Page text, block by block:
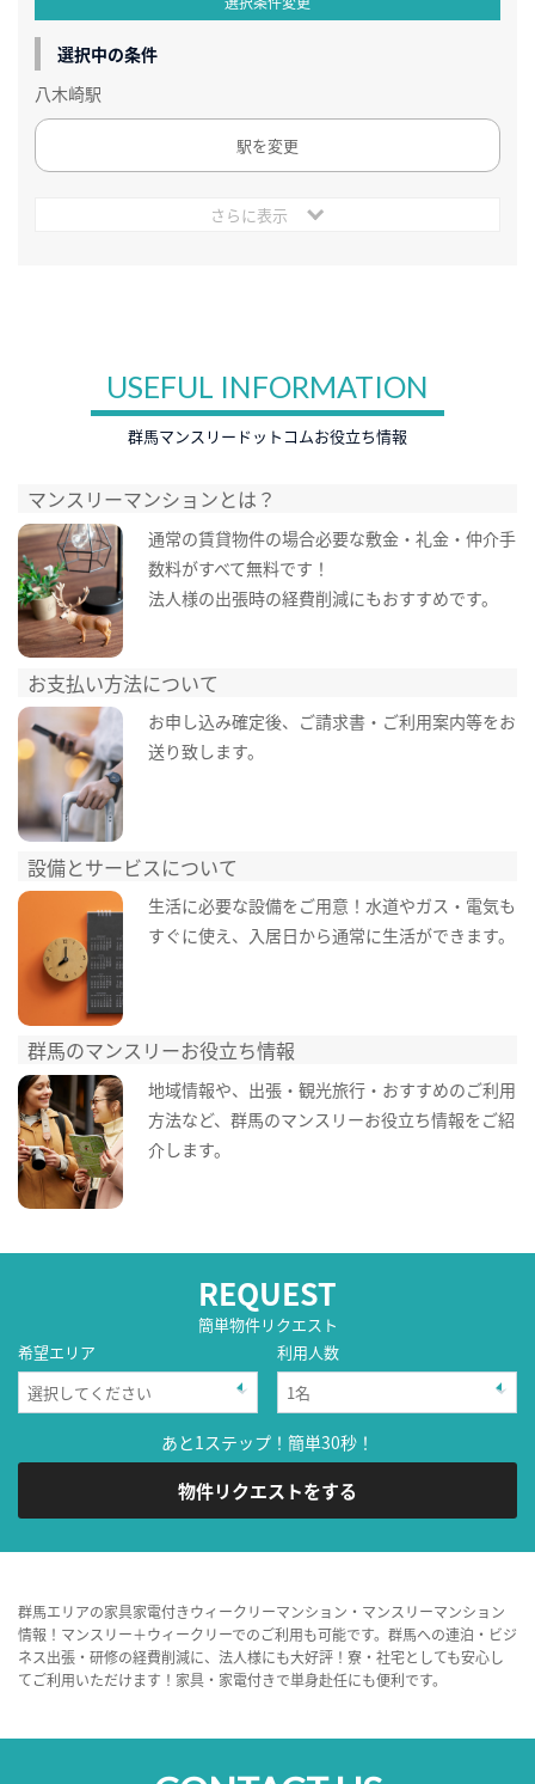
選択中の条件
八木崎駅
駅を変更
さらに表示
USEFUL INFORMATION
群馬マンスリードットコムお役立ち情報
マンスリーマンションとは？
通常の賃貸物件の場合必要な敷金・礼金・仲介手
数料がすべて無料です！
法人様の出張時の経費削減にもおすすめです。
お支払い方法について
お申し込み確定後、ご請求書・ご利用案内等をお
送り致します。
設備とサービスについて
生活に必要な設備をご用意！水道やガス・電気も
すぐに使え、入居日から通常に生活ができます。
群馬のマンスリーお役立ち情報
地域情報や、出張・観光旅行・おすすめのご利用
方法など、群馬のマンスリーお役立ち情報をご紹
介します。
REQUEST
簡単物件リクエスト
希望エリア
利用人数
あと1ステップ！簡単30秒！
物件リクエストをする
群馬エリアの家具家電付きウィークリーマンション・マンスリーマンション
情報！マンスリー＋ウィークリーでのご利用も可能です。群馬への連泊・ビジ
ネス出張・研修の経費削減に、法人様にも大好評！寮・社宅としても安心し
てご利用いただけます！家具・家電付きで単身赴任にも便利です。